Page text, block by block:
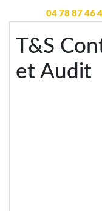
04 78 87 46
T&S
et Audit